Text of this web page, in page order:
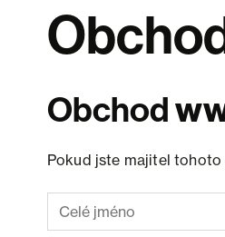
Obchod
Pokud jste majitel tohoto